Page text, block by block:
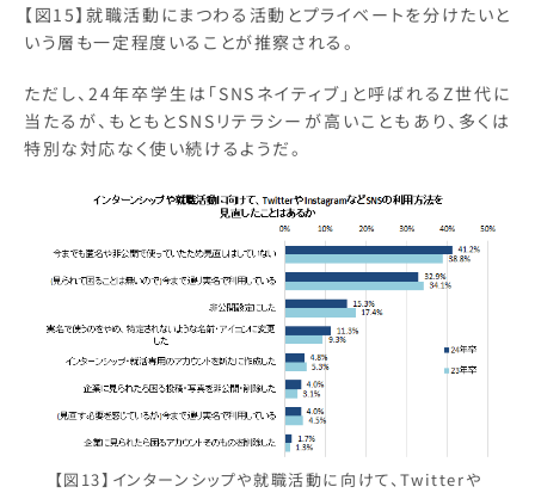
【図15】就職活動にまつわる活動とプライベートを分けたいと
いう層も一定程度いることが推察される。
ただし、24年卒学生は「SNSネイティブ」と呼ばれるZ世代に
当たるが、もともとSNSリテラシーが高いこともあり、多くは
特別な対応なく使い続けるようだ。
【図13】インターンシップや就職活動に向けて、Twitterや